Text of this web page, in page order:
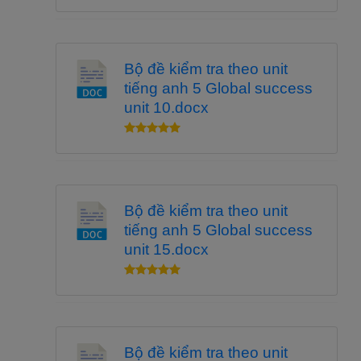
Bộ đề kiểm tra theo unit
tiếng anh 5 Global success
unit 10.docx
Bộ đề kiểm tra theo unit
tiếng anh 5 Global success
unit 15.docx
Bộ đề kiểm tra theo unit